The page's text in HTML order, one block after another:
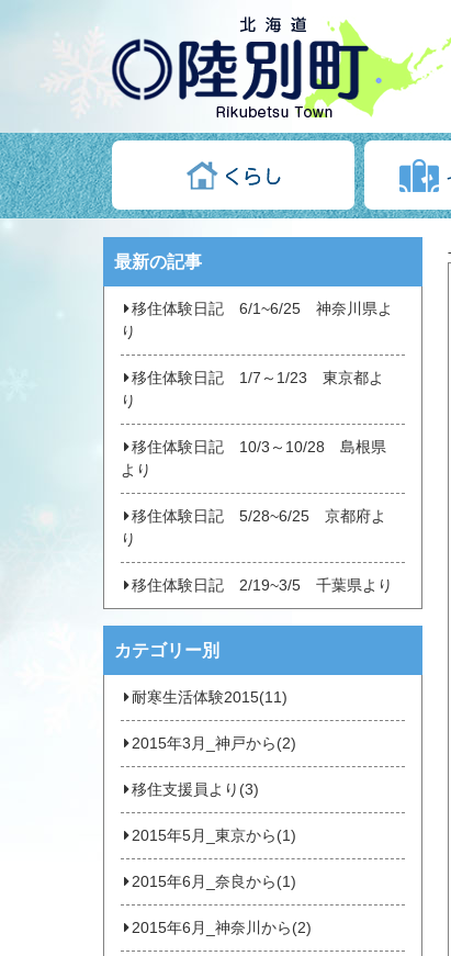
最新の記事
移住体験日記 6/1~6/25 神奈川県よ
り
移住体験日記 1/7～1/23 東京都よ
り
移住体験日記 10/3～10/28 島根県
より
移住体験日記 5/28~6/25 京都府よ
り
移住体験日記 2/19~3/5 千葉県より
カテゴリー別
耐寒生活体験2015(11)
2015年3月_神戸から(2)
移住支援員より(3)
2015年5月_東京から(1)
2015年6月_奈良から(1)
2015年6月_神奈川から(2)